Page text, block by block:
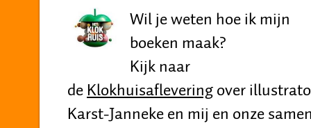
Wil je weten hoe ik mijn
boeken maak?
Kijk naar
deKlokhuisafleveringover
Karst-Janneke en mij en onze